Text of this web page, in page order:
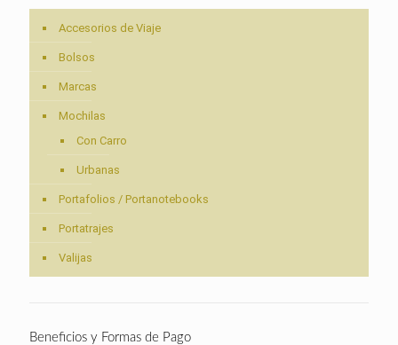
Accesorios de Viaje
Bolsos
Marcas
Mochilas
Con Carro
Urbanas
Portafolios / Portanotebooks
Portatrajes
Valijas
Beneficios y Formas de Pago